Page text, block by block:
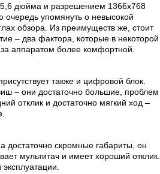
дюйма и разрешением 1366х768
очередь упомянуть о невысокой
обзора. Из преимуществ же, стоит
– два фактора, которые в некоторой
аппаратом более комфортной.
также и цифровой блок.
– они достаточно большие, проблем
отклик и достаточно мягкий ход –
достаточно скромные габариты, он
мультитач и имеет хороший отклик.